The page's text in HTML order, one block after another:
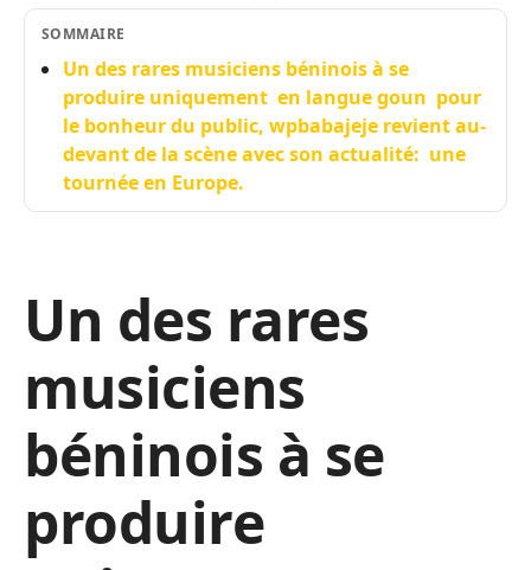
SOMMAIRE
Un des rares musiciens béninois à se
produire uniquement en langue goun pour
le bonheur du public, wpbabajeje revient au-
devant de la scène avec son actualité: une
tournée en Europe.
Un des rares
musiciens
béninois à se
produire